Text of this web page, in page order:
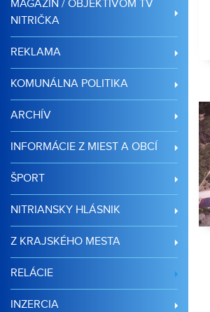
MAGAZÍN / OBJEKTÍVOM TV
NITRIČKA
REKLAMA
KOMUNÁLNA POLITIKA
ARCHÍV
INFORMÁCIE Z MIEST A OBCÍ
ŠPORT
NITRIANSKY HLÁSNIK
Z KRAJSKÉHO MESTA
RELÁCIE
INZERCIA